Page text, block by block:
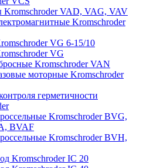
Kromschroder VAD, VAG, VAV
Kromschroder
VG 6-15/10
VG
Kromschroder VAN
моторные Kromschroder
герметичности
Kromschroder BVG,
BVAF
Kromschroder BVH,
Kromschroder IC 20